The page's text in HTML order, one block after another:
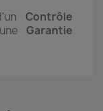
Contrôle
Garantie